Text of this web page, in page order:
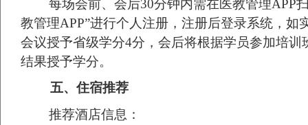
每场会前、会后30分钟内需在医教管理APP
教管理APP”进行个人注册，注册后登录系统，如
会议授予省级学分4分，会后将根据学员参加培训
结果授予学分。
五、 住宿推荐
推荐酒店信息：